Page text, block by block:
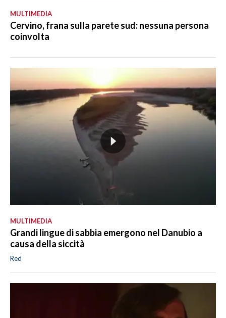
MULTIMEDIA
Cervino, frana sulla parete sud: nessuna persona
coinvolta
MULTIMEDIA
Grandi lingue di sabbia emergono nel Danubio a
causa della siccità
Red